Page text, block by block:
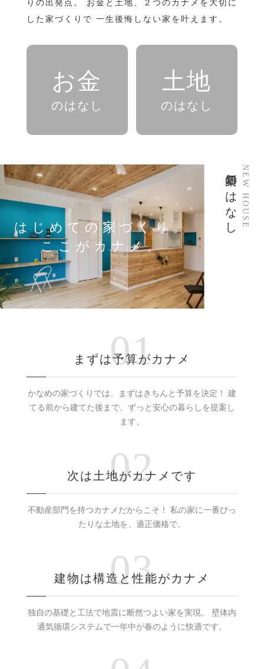
りの出発点。
お金と土地、２つのカナメを大切に
した家づくりで 一生後悔しない家を叶えます。
お金
のはなし
土地
のはなし
新築のはなしNEW HOUSE
はじめての家づくり。
ここがカナメ。
01
まずは予算がカナメ
かなめの家づくりでは、まずはきちんと予算を決定！
建
てる前から建てた後まで、ずっと安心の暮らしを提案し
ます。
02
次は土地がカナメです
不動産部門を持つカナメだからこそ！
私の家に一番ぴっ
たりな土地を、適正価格で。
03
建物は構造と性能がカナメ
独自の基礎と工法で地震に断然つよい家を実現。
壁体内
通気循環システムで一年中が春のように快適です。